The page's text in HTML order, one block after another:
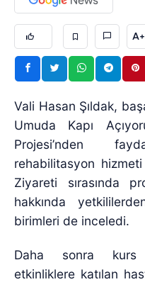
A+
Vali Hasan Şıldak,
Umuda Kapı
Projesi’nden
rehabilitasyon
Ziyareti sırasında
hakkında
birimleri de inceledi.
Daha sonra kurs
etkinliklere katılan